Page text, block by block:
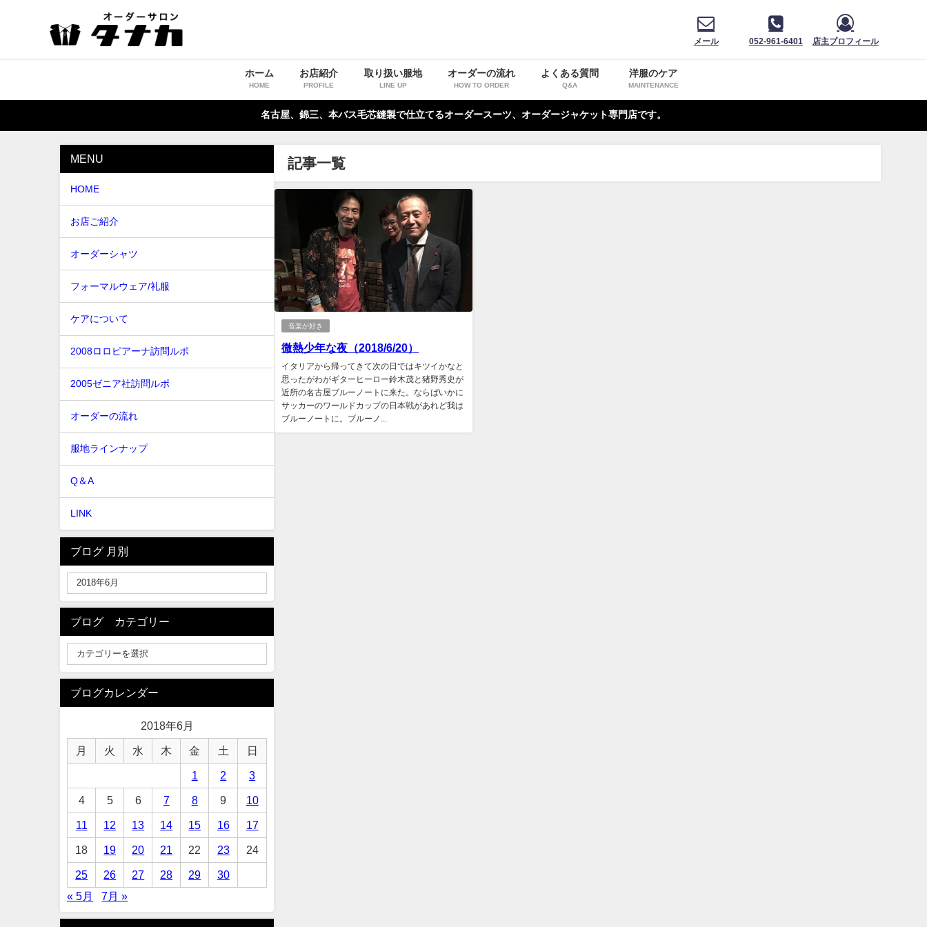
メール 052-961-6401 店主プロフィール
ホーム
HOME
お店紹介
PROFILE
取り扱い服地
LINE UP
オーダーの流れ
HOW TO ORDER
よくある質問
Q&A
洋服のケア
MAINTENANCE
名古屋、錦三、本バス毛芯縫製で仕立てるオーダースーツ、オーダージャケット専門店です。
記事一覧
音楽が好き
微熱少年な夜（2018/6/20）
イタリアから帰ってきて次の日ではキツイかなと
思ったがわがギターヒーロー鈴木茂と猪野秀史が
近所の名古屋ブルーノートに来た。ならばいかに
サッカーのワールドカップの日本戦があれど我は
ブルーノートに。ブルーノ...
MENU
HOME
お店ご紹介
オーダーシャツ
フォーマルウェア/礼服
ケアについて
2008ロロピアーナ訪問ルポ
2005ゼニア社訪問ルポ
オーダーの流れ
服地ラインナップ
Q＆A
LINK
ブログ 月別
ブログ カテゴリー
ブログカレンダー
2018年6月
月 火 水 木 金 土 日
1 2 3
4 5 6 7 8 9 10
11 12 13 14 15 16 17
18 19 20 21 22 23 24
25 26 27 28 29
30
« 5月
7月 »